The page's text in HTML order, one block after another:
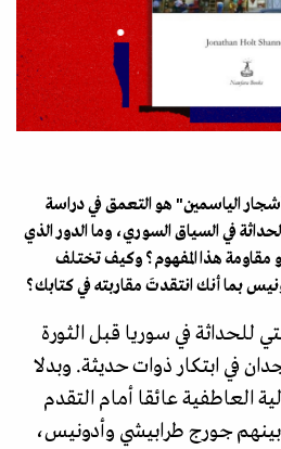
الياسمين" هو التعمق في دراسة
في السياق السوري، وما الدور الذي
مقاومة هذا المفهوم؟ وكيف تختلف
بما أنك انتقدتَ مقاربته في كتابك؟
للحداثة في سوريا قبل الثورة
في ابتكار ذوات حديثة. وبدلا
العاطفية عائقا أمام التقدم
جورج طرابيشي وأدونيس،